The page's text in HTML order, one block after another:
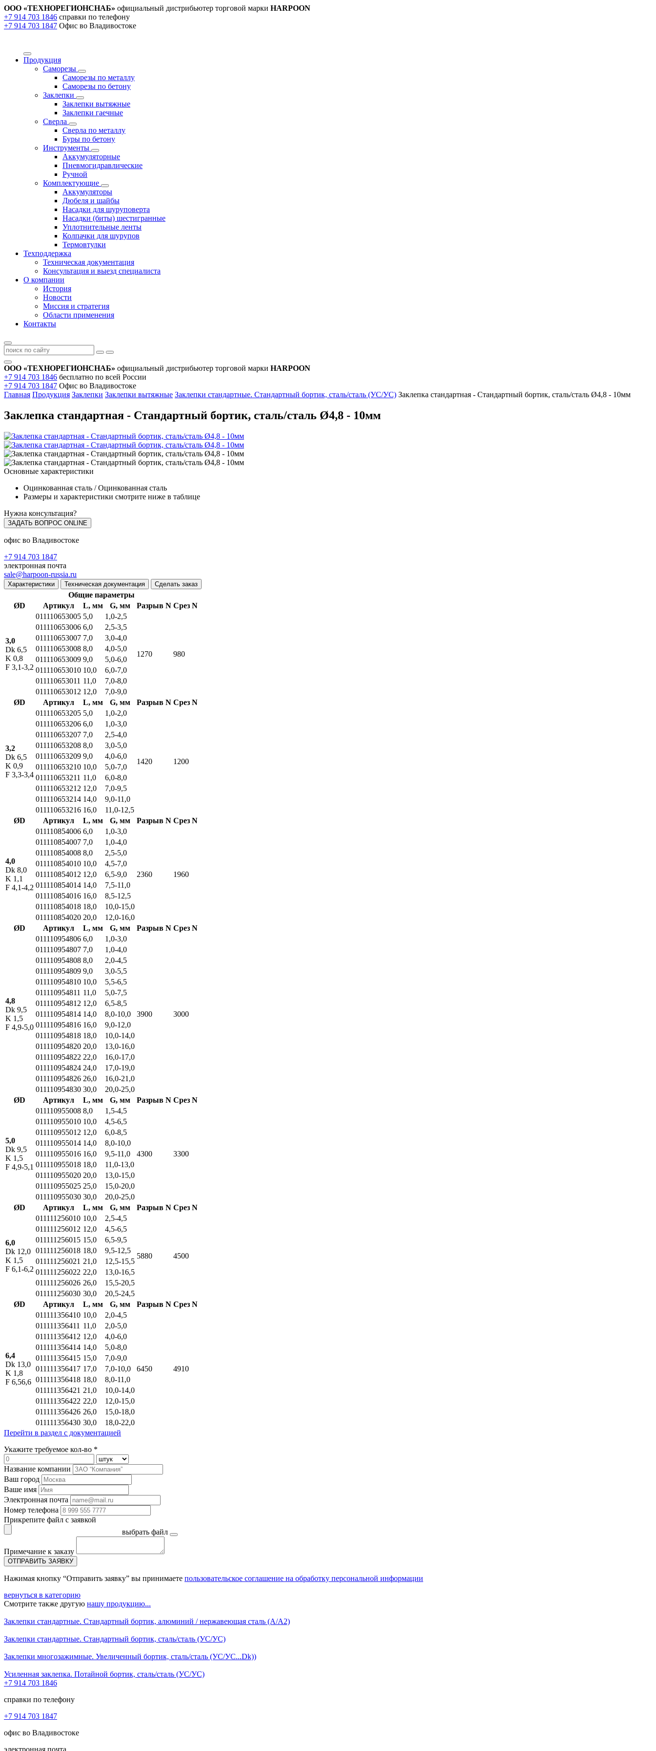
ООО «ТЕХНОРЕГИОНСНАБ» официальный дистрибьютер торговой марки HARPOON
+7 914 703 1846 справки по телефону
+7 914 703 1847 Офис во Владивостоке
Продукция
Саморезы
Саморезы по металлу
Саморезы по бетону
Заклепки
Заклепки вытяжные
Заклепки гаечные
Сверла
Сверла по металлу
Буры по бетону
Инструменты
Аккумуляторные
Пневмогидравлические
Ручной
Комплектующие
Аккумуляторы
Дюбеля и шайбы
Насадки для шуруповерта
Насадки (биты) шестигранные
Уплотнительные ленты
Колпачки для шурупов
Термовтулки
Техподдержка
Техническая документация
Консультация и выезд специалиста
О компании
История
Новости
Миссия и стратегия
Области применения
Контакты
ООО «ТЕХНОРЕГИОНСНАБ» официальный дистрибьютер торговой марки HARPOON
+7 914 703 1846 бесплатно по всей России
+7 914 703 1847 Офис во Владивостоке
Главная Продукция Заклепки Заклепки вытяжные Заклепки стандартные. Стандартный бортик, сталь/сталь (УС/УС) Заклепка стандартная - Стандартный бортик, сталь/сталь Ø4,8 - 10мм
Заклепка стандартная - Стандартный бортик, сталь/сталь Ø4,8 - 10мм
Основные характеристики
Оцинкованная сталь / Оцинкованная сталь
Размеры и характеристики смотрите ниже в таблице
Нужна консультация?
ЗАДАТЬ ВОПРОС ONLINE
офис во Владивостоке
+7 914 703 1847
электронная почта
sale@harpoon-russia.ru
Характеристики Техническая документация Сделать заказ
Общие параметры
ØD
Артикул L, мм G, мм Разрыв N Срез N
3,0
Dk 6,5
K 0,8
F 3,1-3,2
011110653005 5,0 1,0-2,5
1270 980
011110653006 6,0
2,5-3,5
011110653007 7,0
3,0-4,0
011110653008 8,0
4,0-5,0
011110653009 9,0
5,0-6,0
011110653010 10,0
6,0-7,0
011110653011 11,0
7,0-8,0
011110653012 12,0
7,0-9,0
ØD
Артикул L, мм G, мм Разрыв N Срез N
3,2
Dk 6,5
K 0,9
F 3,3-3,4
011110653205 5,0 1,0-2,0
1420 1200
011110653206 6,0
1,0-3,0
011110653207 7,0
2,5-4,0
011110653208 8,0
3,0-5,0
011110653209 9,0
4,0-6,0
011110653210 10,0
5,0-7,0
011110653211 11,0
6,0-8,0
011110653212 12,0
7,0-9,5
011110653214 14,0
9,0-11,0
011110653216 16,0
11,0-12,5
ØD
Артикул L, мм G, мм Разрыв N Срез N
4,0
Dk 8,0
K 1,1
F 4,1-4,2
011110854006 6,0 1,0-3,0
2360 1960
011110854007 7,0
1,0-4,0
011110854008 8,0
2,5-5,0
011110854010 10,0
4,5-7,0
011110854012 12,0
6,5-9,0
011110854014 14,0
7,5-11,0
011110854016 16,0
8,5-12,5
011110854018 18,0
10,0-15,0
011110854020 20,0
12,0-16,0
ØD
Артикул L, мм G, мм Разрыв N Срез N
4,8
Dk 9,5
K 1,5
F 4,9-5,0
011110954806 6,0 1,0-3,0
3900 3000
011110954807 7,0
1,0-4,0
011110954808 8,0
2,0-4,5
011110954809 9,0
3,0-5,5
011110954810 10,0
5,5-6,5
011110954811 11,0
5,0-7,5
011110954812 12,0
6,5-8,5
011110954814 14,0
8,0-10,0
011110954816 16,0
9,0-12,0
011110954818 18,0
10,0-14,0
011110954820 20,0
13,0-16,0
011110954822 22,0
16,0-17,0
011110954824 24,0
17,0-19,0
011110954826 26,0
16,0-21,0
011110954830 30,0
20,0-25,0
ØD
Артикул L, мм G, мм Разрыв N Срез N
5,0
Dk 9,5
K 1,5
F 4,9-5,1
011110955008 8,0 1,5-4,5
4300 3300
011110955010 10,0
4,5-6,5
011110955012 12,0
6,0-8,5
011110955014 14,0
8,0-10,0
011110955016 16,0
9,5-11,0
011110955018 18,0
11,0-13,0
011110955020 20,0
13,0-15,0
011110955025 25,0
15,0-20,0
011110955030 30,0
20,0-25,0
ØD
Артикул L, мм G, мм Разрыв N Срез N
6,0
Dk 12,0
K 1,5
F 6,1-6,2
011111256010 10,0 2,5-4,5
5880 4500
011111256012 12,0
4,5-6,5
011111256015 15,0
6,5-9,5
011111256018 18,0
9,5-12,5
011111256021 21,0
12,5-15,5
011111256022 22,0
13,0-16,5
011111256026 26,0
15,5-20,5
011111256030 30,0
20,5-24,5
ØD
Артикул L, мм G, мм Разрыв N Срез N
6,4
Dk 13,0
K 1,8
F 6,56,6
011111356410 10,0 2,0-4,5
6450 4910
011111356411 11,0
2,0-5,0
011111356412 12,0
4,0-6,0
011111356414 14,0
5,0-8,0
011111356415 15,0
7,0-9,0
011111356417 17,0
7,0-10,0
011111356418 18,0
8,0-11,0
011111356421 21,0
10,0-14,0
011111356422 22,0
12,0-15,0
011111356426 26,0
15,0-18,0
011111356430 30,0
18,0-22,0
Перейти в раздел с документацией
Укажите требуемое кол-во *
Название компании
Ваш город
Ваше имя
Электронная почта
Номер телефона
Прикрепите файл с заявкой
выбрать файл
Примечание к заказу
ОТПРАВИТЬ ЗАЯВКУ
Нажимая кнопку “Отправить заявку” вы принимаете пользовательское соглашение на обработку персональной информации
вернуться в категорию
Смотрите также другую нашу продукцию...
Заклепки стандартные. Стандартный бортик, алюминий / нержавеющая сталь (А/А2)
Заклепки стандартные. Стандартный бортик, сталь/сталь (УС/УС)
Заклепки многозажимные. Увеличенный бортик, сталь/сталь (УС/УС...Dk))
Усиленная заклепка. Потайной бортик, сталь/сталь (УС/УС)
+7 914 703 1846
справки по телефону
+7 914 703 1847
офис во Владивостоке
электронная почта